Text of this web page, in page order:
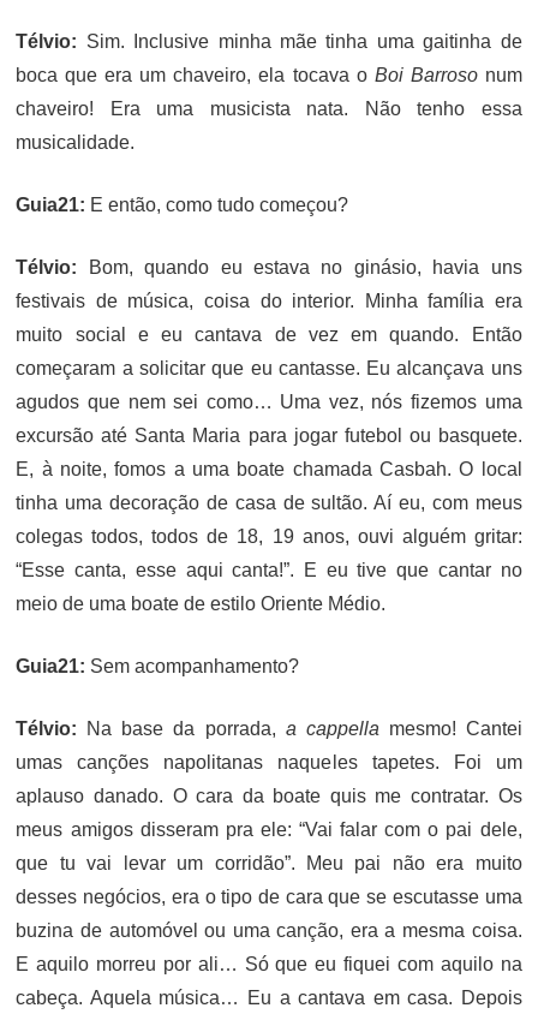
Télvio: Sim. Inclusive minha mãe tinha uma gaitinha de
boca que era um chaveiro, ela tocava o Boi Barrosonum
chaveiro! Era uma musicista nata. Não tenho essa
musicalidade.
Guia21: E então, como tudo começou?
Télvio:
Bom, quando eu estava no ginásio, havia uns
festivais de música, coisa do interior. Minha família era
muito social e eu cantava de vez em quando. Então
começaram a solicitar que eu cantasse. Eu alcançava uns
agudos que nem sei como… Uma vez, nós fizemos uma
excursão até Santa Maria para jogar futebol ou basquete.
E, à noite, fomos a uma boate chamada Casbah. O local
tinha uma decoração de casa de sultão. Aí eu, com meus
colegas todos, todos de 18, 19 anos, ouvi alguém gritar:
“Esse canta, esse aqui canta!”. E eu tive que cantar no
meio de uma boate de estilo Oriente Médio.
Guia21: Sem acompanhamento?
Télvio: Na base da porrada, a cappella mesmo! Cantei
umas canções napolitanas naqueles tapetes. Foi um
aplauso danado. O cara da boate quis me contratar. Os
meus amigos disseram pra ele: “Vai falar com o pai dele,
que tu vai levar um corridão”. Meu pai não era muito
desses negócios, era o tipo de cara que se escutasse uma
buzina de automóvel ou uma canção, era a mesma coisa.
E aquilo morreu por ali… Só que eu fiquei com aquilo na
cabeça. Aquela música… Eu a cantava em casa. Depois